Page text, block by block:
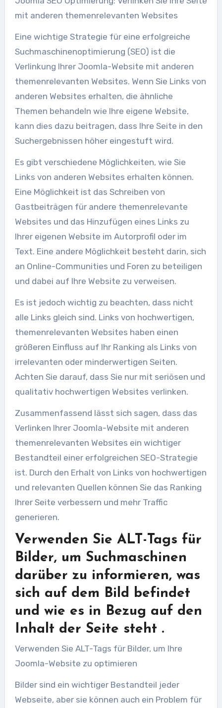
mit anderen themenrelevanten Websites
Eine wichtige Strategie für eine erfolgreiche
Suchmaschinenoptimierung (SEO) ist die
Verlinkung Ihrer Joomla-Website mit anderen
themenrelevanten Websites. Wenn Sie Links von
anderen Websites erhalten, die ähnliche
Themen behandeln wie Ihre eigene Website,
kann dies dazu beitragen, dass Ihre Seite in den
Suchergebnissen höher eingestuft wird.
Es gibt verschiedene Möglichkeiten, wie Sie
Links von anderen Websites erhalten können.
Eine Möglichkeit ist das Schreiben von
Gastbeiträgen für andere themenrelevante
Websites und das Hinzufügen eines Links zu
Ihrer eigenen Website im Autorprofil oder im
Text. Eine andere Möglichkeit besteht darin, sich
an Online-Communities und Foren zu beteiligen
und dabei auf Ihre Website zu verweisen.
Es ist jedoch wichtig zu beachten, dass nicht
alle Links gleich sind. Links von hochwertigen,
themenrelevanten Websites haben einen
größeren Einfluss auf Ihr Ranking als Links von
irrelevanten oder minderwertigen Seiten.
Achten Sie darauf, dass Sie nur mit seriösen und
qualitativ hochwertigen Websites verlinken.
Zusammenfassend lässt sich sagen, dass das
Verlinken Ihrer Joomla-Website mit anderen
themenrelevanten Websites ein wichtiger
Bestandteil einer erfolgreichen SEO-Strategie
ist. Durch den Erhalt von Links von hochwertigen
und relevanten Quellen können Sie das Ranking
Ihrer Seite verbessern und mehr Traffic
generieren.
Verwenden Sie ALT-Tags für
Bilder, um Suchmaschinen
darüber zu informieren, was
sich auf dem Bild befindet
und wie es in Bezug auf den
Inhalt der Seite steht .
Verwenden Sie ALT-Tags für Bilder, um Ihre
Joomla-Website zu optimieren
Bilder sind ein wichtiger Bestandteil jeder
Webseite, aber sie können auch ein Problem für